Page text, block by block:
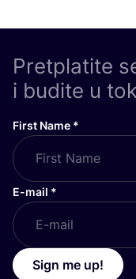
Pretplatite
i budite u
First Name *
E-mail *
Sign me up!